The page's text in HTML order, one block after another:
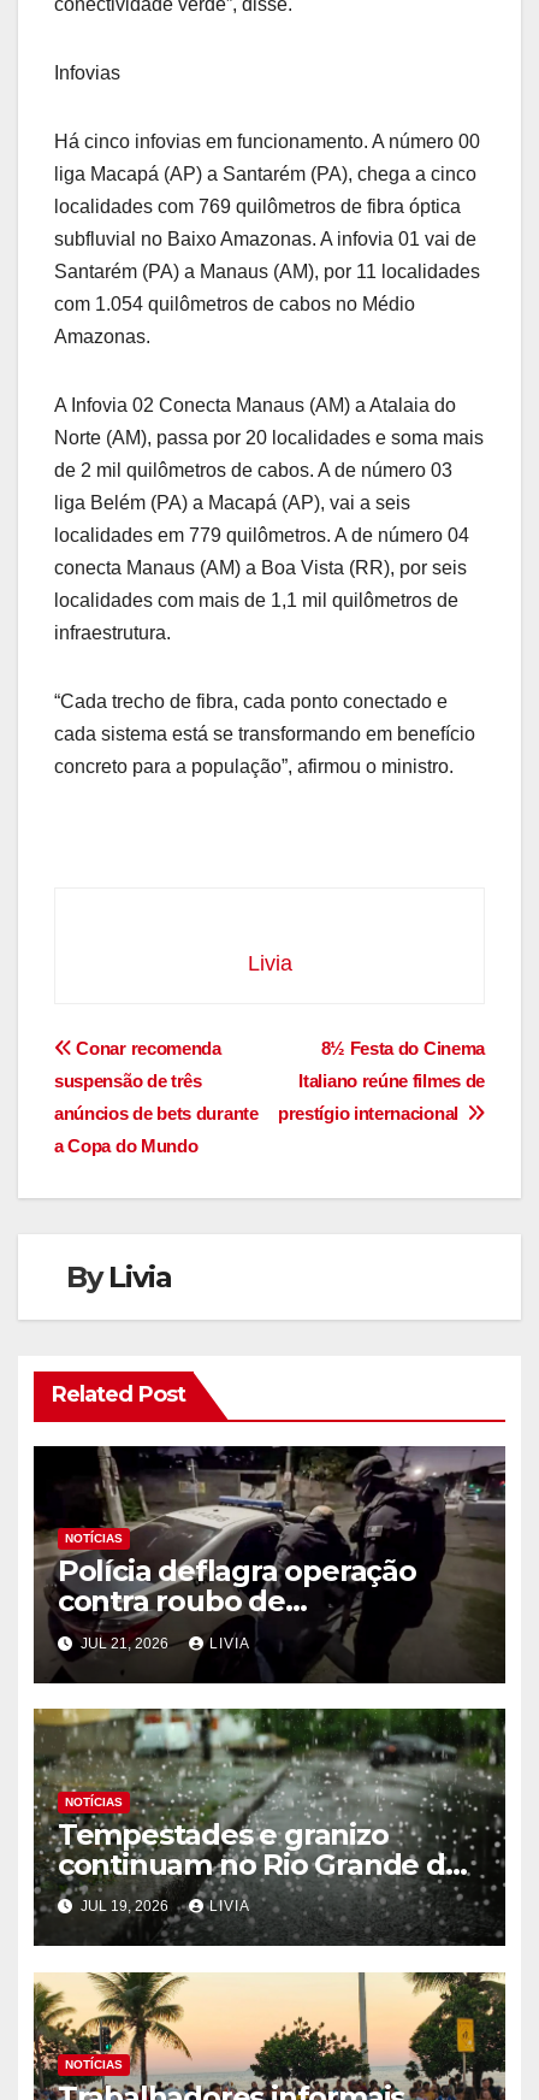
conectividade verde”, disse.
Infovias
Há cinco infovias em funcionamento. A número 00
liga Macapá (AP) a Santarém (PA), chega a cinco
localidades com 769 quilômetros de fibra óptica
subfluvial no Baixo Amazonas. A infovia 01 vai de
Santarém (PA) a Manaus (AM), por 11 localidades
com 1.054 quilômetros de cabos no Médio
Amazonas.
A Infovia 02 Conecta Manaus (AM) a Atalaia do
Norte (AM), passa por 20 localidades e soma mais
de 2 mil quilômetros de cabos. A de número 03
liga Belém (PA) a Macapá (AP), vai a seis
localidades em 779 quilômetros. A de número 04
conecta Manaus (AM) a Boa Vista (RR), por seis
localidades com mais de 1,1 mil quilômetros de
infraestrutura.
“Cada trecho de fibra, cada ponto conectado e
cada sistema está se transformando em benefício
concreto para a população”, afirmou o ministro.
Livia
Navegação
de
Post
8½ Festa do Cinema
Italiano reúne filmes de
prestígio internacional
Conar recomenda
suspensão de três
anúncios de bets durante
a Copa do Mundo
ByLivia
Related Post
NOTÍCIAS
Polícia deflagra operação
contra roubo de
medicamentos oncológicos
JUL 21, 2026 LIVIA
NOTÍCIAS
Tempestades e granizo
continuam no Rio Grande do
SulJUL 19, 2026 LIVIA
NOTÍCIAS